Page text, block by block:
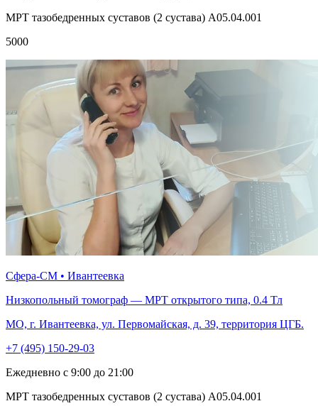
МРТ тазобедренных суставов (2 сустава) A05.04.001
5000
Сфера-СМ • Ивантеевка
Низкопольный томограф — МРТ открытого типа, 0.4 Тл
МО, г. Ивантеевка, ул. Первомайская, д. 39, территория ЦГБ.
+7 (495) 150-29-03
Ежедневно с 9:00 до 21:00
МРТ тазобедренных суставов (2 сустава) A05.04.001